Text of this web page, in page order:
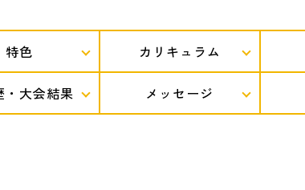
特色 カリキュラム
・大会結果 メッセージ